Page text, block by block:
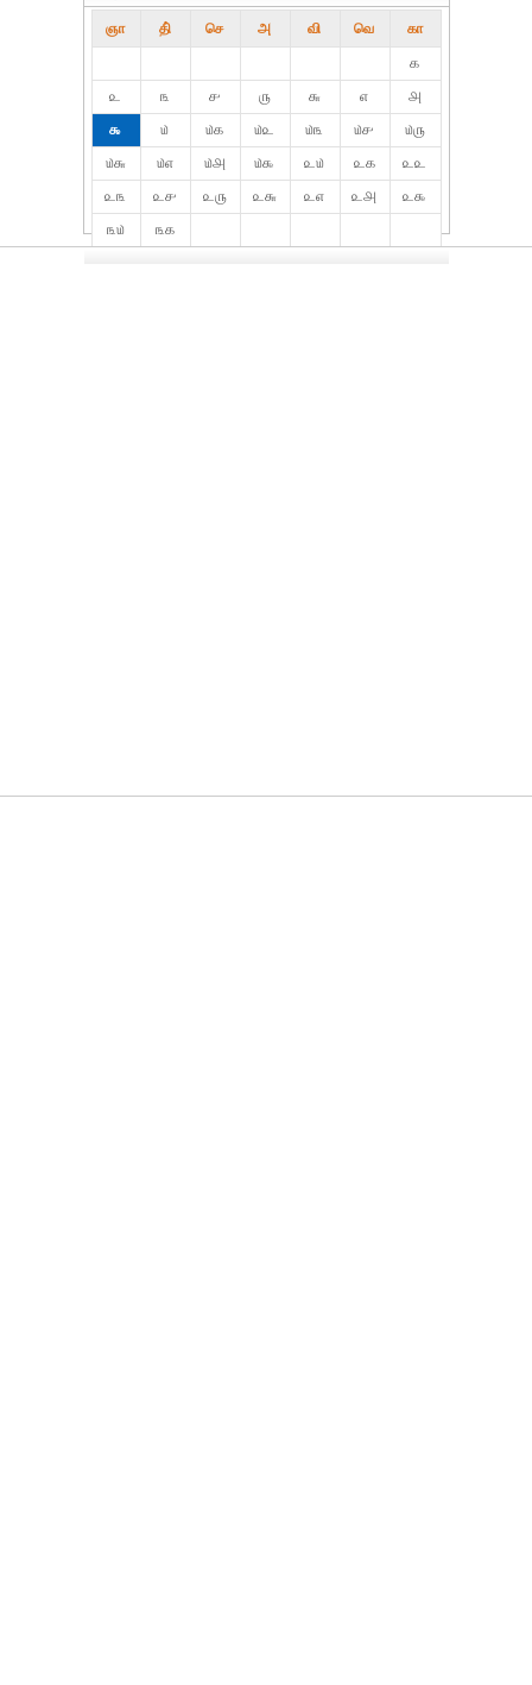
ஞா தி் செ அ வி வெ கா
௧
௨
௩ ௪ ௫ ௬ ௭
௮
௯
௰ ௰௧ ௰௨ ௰௩ ௰௪
௰௫
௰௬
௰௭ ௰௮ ௰௯ ௨௰ ௨௧
௨௨
௨௩
௨௪ ௨௫ ௨௬ ௨௭ ௨௮
௨௯
௩௰
௩௧